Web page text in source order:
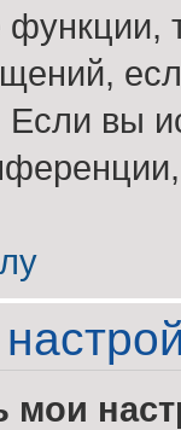
вы
мои